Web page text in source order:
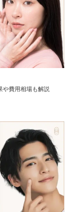
や費用相場も解説